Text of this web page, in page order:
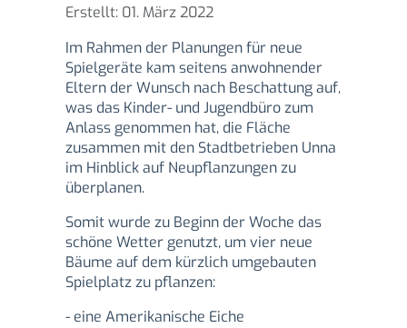
Details
Erstellt: 01. März 2022
Im Rahmen der Planungen für neue
Spielgeräte kam seitens anwohnender
Eltern der Wunsch nach Beschattung auf,
was das Kinder- und Jugendbüro zum
Anlass genommen hat, die Fläche
zusammen mit den Stadtbetrieben Unna
im Hinblick auf Neupflanzungen zu
überplanen.
Somit wurde zu Beginn der Woche das
schöne Wetter genutzt, um vier neue
Bäume auf dem kürzlich umgebauten
Spielplatz zu pflanzen:
- eine Amerikanische Eiche